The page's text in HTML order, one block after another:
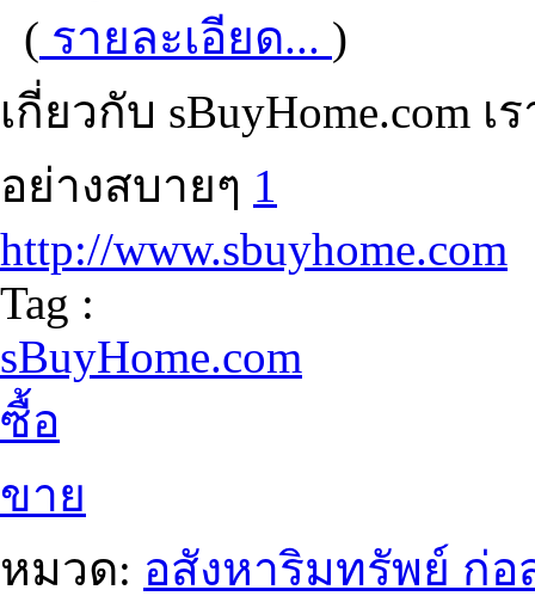
( รายละเอียด... )
เกี่ยวกับ sBuyHome.com
อย่างสบายๆ 1
http://www.sbuyhome.com
Tag :
sBuyHome.com
ซื้อ
ขาย
หมวด: อสังหาริมทรัพย์ ก่